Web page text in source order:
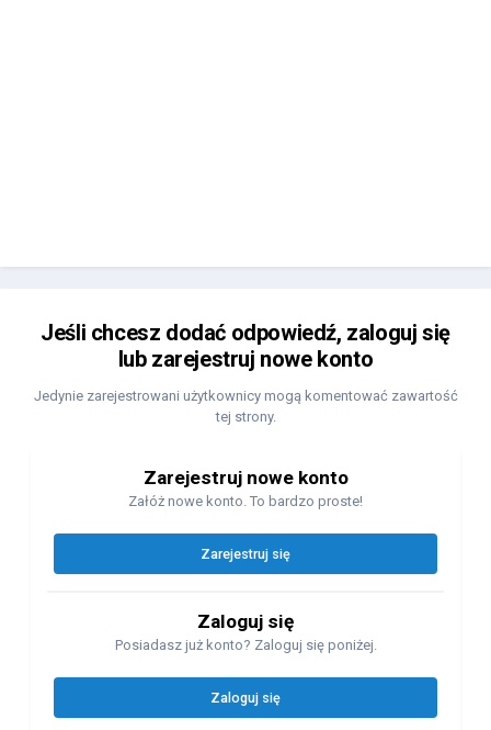
Jeśli chcesz dodać odpowiedź, zaloguj się
lub zarejestruj nowe konto
Jedynie zarejestrowani użytkownicy mogą komentować zawartość
tej strony.
Zarejestruj nowe konto
Załóż nowe konto. To bardzo proste!
Zarejestruj się
Zaloguj się
Posiadasz już konto? Zaloguj się poniżej.
Zaloguj się